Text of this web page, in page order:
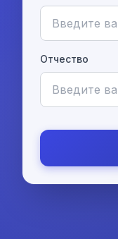
Отчество